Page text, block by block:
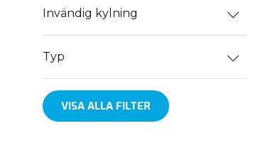
Invändig kylning
Typ
VISA ALLA FILTER